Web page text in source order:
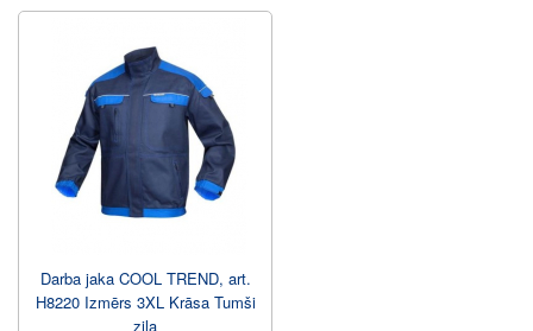
Darba jaka COOL TREND, art.
H8220 Izmērs 3XL Krāsa Tumši
zila